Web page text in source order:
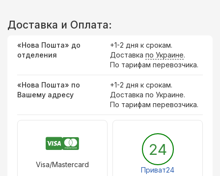
Доставка и Оплата:
«Нова Пошта» до
отделения
+1-2 дня к срокам.
Доставка по Украине.
По тарифам перевозчика.
«Нова Пошта» по
Вашему адресу
+1-2 дня к срокам.
Доставка по Украине.
По тарифам перевозчика.
Visa/Mastercard
24
Приват24